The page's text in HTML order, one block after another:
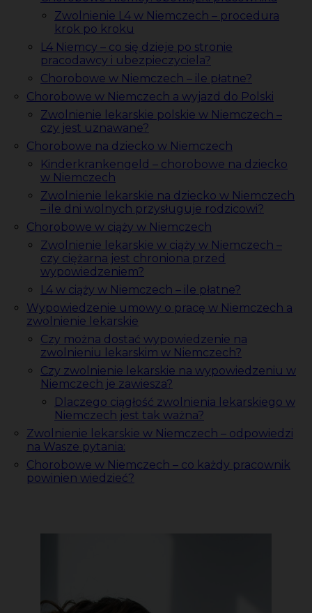
Zwolnienie L4 w Niemczech – procedura
krok po kroku
L4 Niemcy – co się dzieje po stronie
pracodawcy i ubezpieczyciela?
Chorobowe w Niemczech – ile płatne?
Chorobowe w Niemczech a wyjazd do Polski
Zwolnienie lekarskie polskie w Niemczech –
czy jest uznawane?
Chorobowe na dziecko w Niemczech
Kinderkrankengeld – chorobowe na dziecko
w Niemczech
Zwolnienie lekarskie na dziecko w Niemczech
– ile dni wolnych przysługuje rodzicowi?
Chorobowe w ciąży w Niemczech
Zwolnienie lekarskie w ciąży w Niemczech –
czy ciężarna jest chroniona przed
wypowiedzeniem?
L4 w ciąży w Niemczech – ile płatne?
Wypowiedzenie umowy o pracę w Niemczech a
zwolnienie lekarskie
Czy można dostać wypowiedzenie na
zwolnieniu lekarskim w Niemczech?
Czy zwolnienie lekarskie na wypowiedzeniu w
Niemczech je zawiesza?
Dlaczego ciągłość zwolnienia lekarskiego w
Niemczech jest tak ważna?
Zwolnienie lekarskie w Niemczech – odpowiedzi
na Wasze pytania:
Chorobowe w Niemczech – co każdy pracownik
powinien wiedzieć?